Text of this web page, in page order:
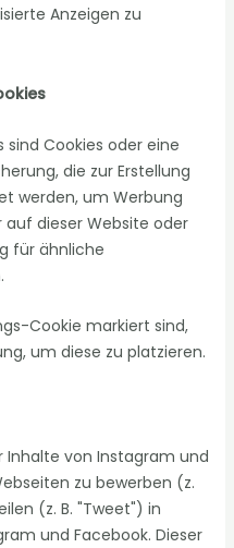
Anzeigen zu
Cookies oder eine
die zur Erstellung
werden, um Werbung
auf dieser Website oder
für ähnliche
Cookie markiert sind,
um diese zu platzieren.
Inhalte von Instagram und
zu bewerben (z.
(z. B. "Tweet") in
und Facebook. Dieser